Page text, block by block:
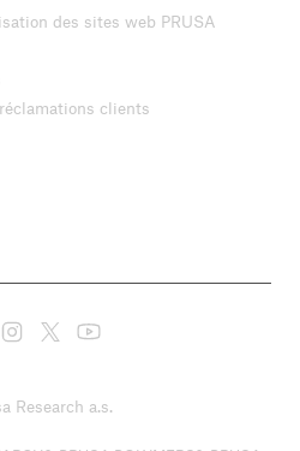
des sites web PRUSA
clients
Research a.s.